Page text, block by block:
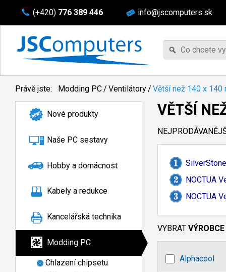
(+420) 776 389 446 info@jscomputers.sk
Právě jste: Modding PC/ Ventilátory/ Větší než 140 x 140
Nové produkty
Naše PC sestavy
Hobby a domácnost
Kabely a redukce
Kancelářská technika
Modding PC
Chlazení chipsetu
VĚTŠÍ
NOCTUA
NOCTUA
VYBRAT VÝROBCE
Alphacool